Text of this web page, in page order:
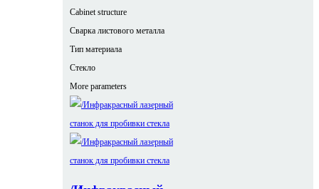
Cabinet structure
Сварка листового металла
Тип материала
Стекло
More parameters